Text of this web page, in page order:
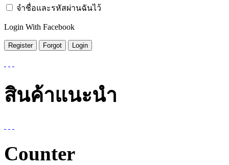
จำชื่อและรหัสผ่านฉันไว้
Login With Facebook
สินค้าแนะนำ
Counter